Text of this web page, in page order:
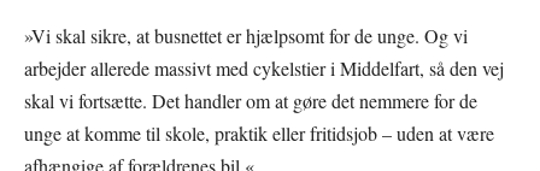
»Vi skal sikre, at busnettet er hjælpsomt for de unge. Og vi
arbejder allerede massivt med cykelstier i Middelfart, så den vej
skal vi fortsætte. Det handler om at gøre det nemmere for de
unge at komme til skole, praktik eller fritidsjob – uden at være
afhængige af forældrenes bil.«